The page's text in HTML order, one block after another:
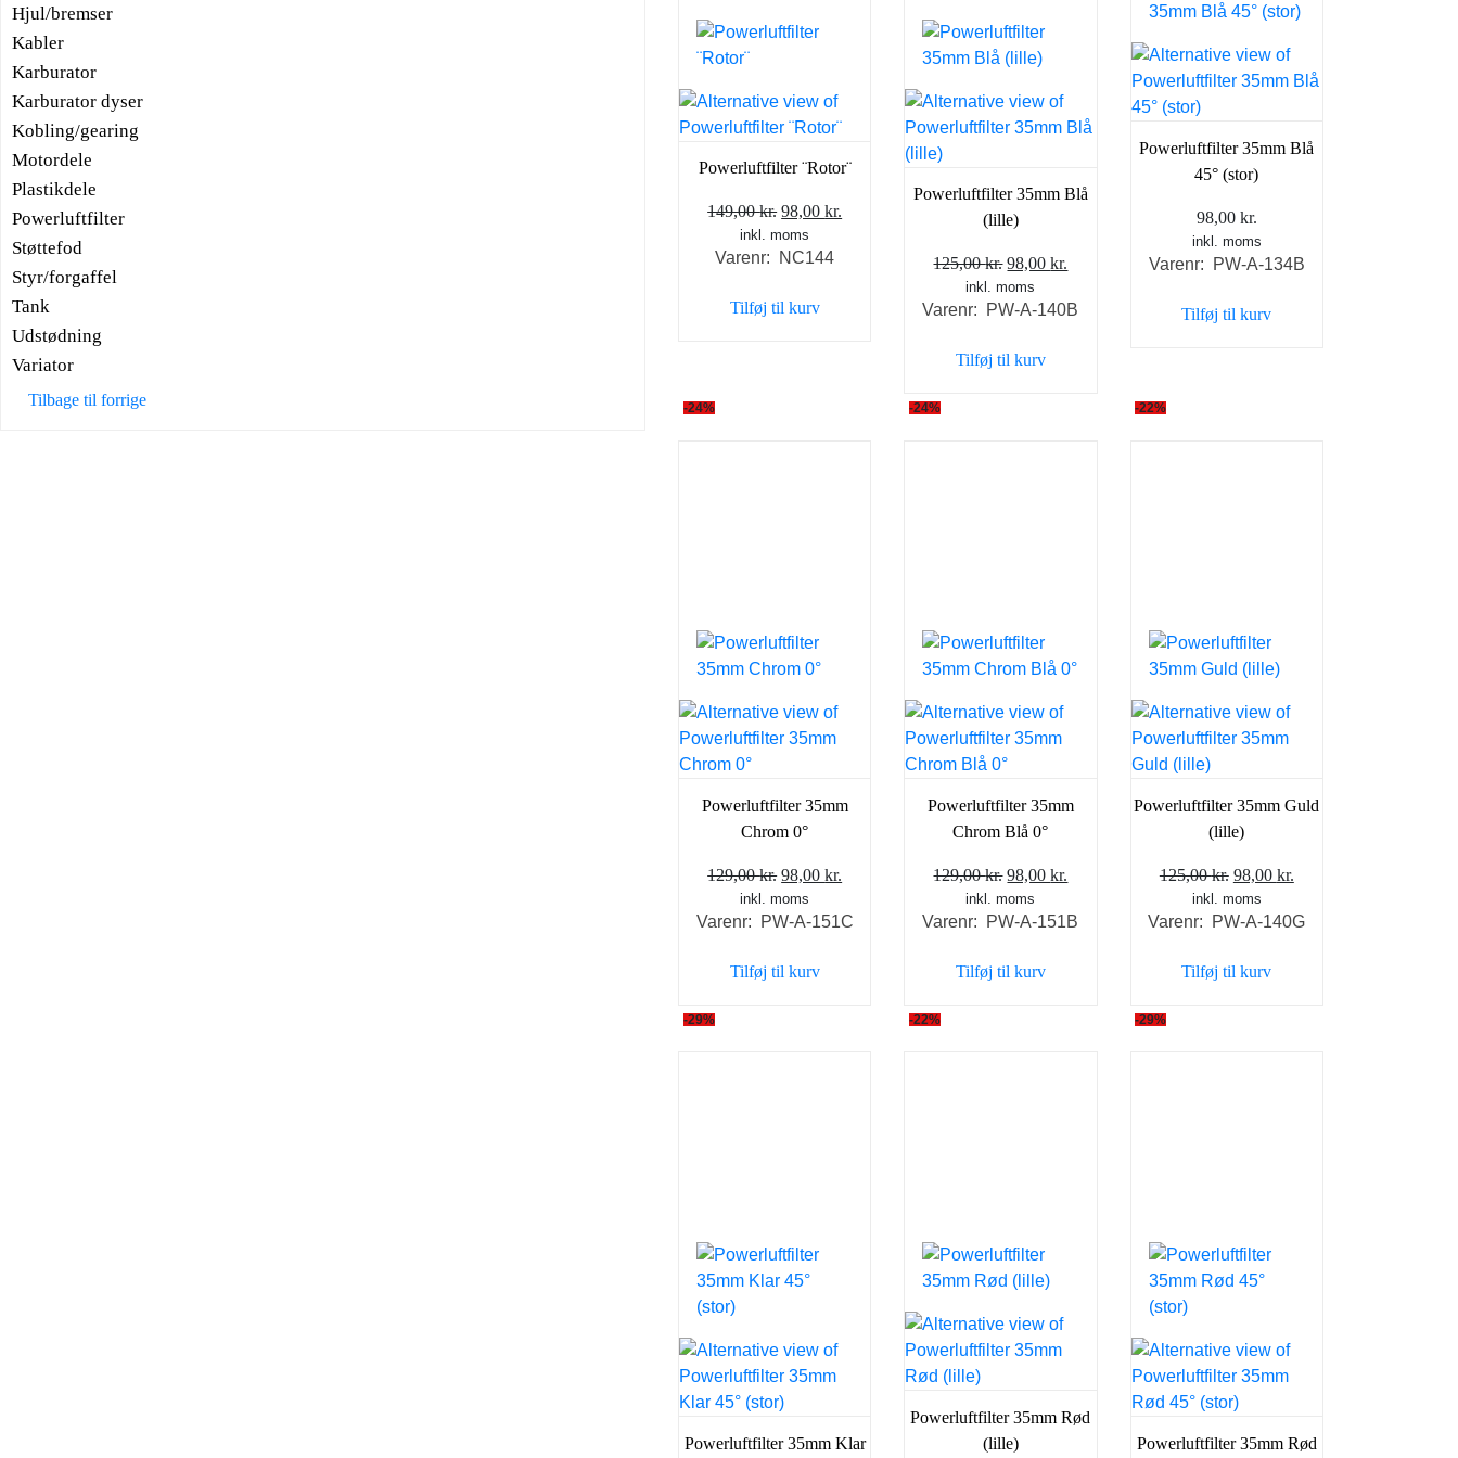
Hjul/bremser
Kabler
Karburator
Karburator dyser
Kobling/gearing
Motordele
Plastikdele
Powerluftfilter
Støttefod
Styr/forgaffel
Tank
Udstødning
Variator
Tilbage til forrige
Powerluftfilter ¨Rotor¨
149,00kr. Den
oprindelige
pris
149,00 kr..
98,00kr.
inkl. moms
Varenr: NC144
Tilføj til kurv
Powerluftfilter 35mm Blå
(lille)
125,00kr. Den
oprindelige
pris
125,00 kr..
98,00kr.
pris
inkl. moms
Varenr: PW-A-140B
Tilføj til kurv
Powerluftfilter 35mm Blå
45° (stor)
98,00 kr.
inkl. moms
Varenr: PW-A-134B
Tilføj til kurv
-24%
Powerluftfilter 35mm
Chrom 0°
129,00kr. Den
oprindelige
pris
129,00 kr..
98,00kr.
pris
inkl. moms
Varenr: PW-A-151C
Tilføj til kurv
-24%
Powerluftfilter 35mm
Chrom Blå 0°
129,00kr. Den
oprindelige
pris
129,00 kr..
98,00kr.
pris
inkl. moms
Varenr: PW-A-151B
Tilføj til kurv
-22%
Powerluftfilter 35mm Guld
(lille)
125,00kr. Den
oprindelige
pris
125,00 kr..
98,00 kr.
pris
inkl. moms
Varenr: PW-A-140G
Tilføj til kurv
-29%
Powerluftfilter 35mm Klar
-22%
Powerluftfilter 35mm Rød
(lille)
-29%
Powerluftfilter 35mm Rød